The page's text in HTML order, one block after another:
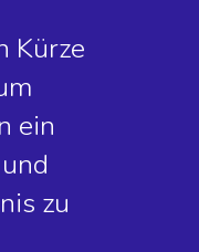
Kürze
ein
zu